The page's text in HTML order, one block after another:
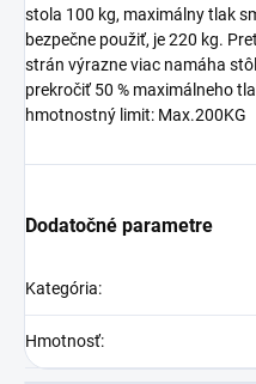
stola 100 kg, maximálny tlak
bezpečne použiť, je 220 kg.
strán výrazne viac namáha
prekročiť 50 % maximálneho
hmotnostný limit: Max.200KG
Dodatočné parametre
Kategória:
Hmotnosť: